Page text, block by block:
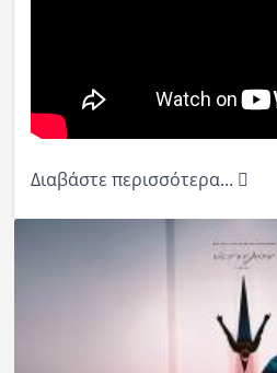
Διαβάστε περισσότερα...